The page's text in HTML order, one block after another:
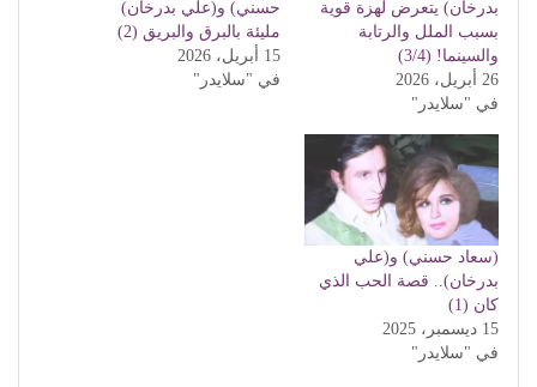
بدرخان) يتعرض لهزة قوية
بسبب الملل والرتابة
والسينما! (3/4)
26 أبريل، 2026
في "سلايدر"
حسني) و(علي بدرخان)
مليئة بالبرق والبريق (2)
15 أبريل، 2026
في "سلايدر"
(سعاد حسني) و(علي
بدرخان).. قصة الحب الذي
كان (1)
15 ديسمبر، 2025
في "سلايدر"